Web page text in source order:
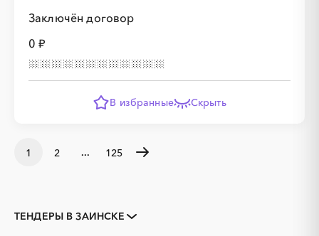
Заключён договор
0 ₽
В избранные Скрыть
1 2 ... 125
ТЕНДЕРЫ В ЗАИНСКЕ